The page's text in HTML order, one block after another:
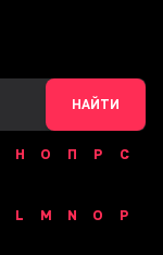
НАЙТИ
Н О П Р
С
L M N O
P